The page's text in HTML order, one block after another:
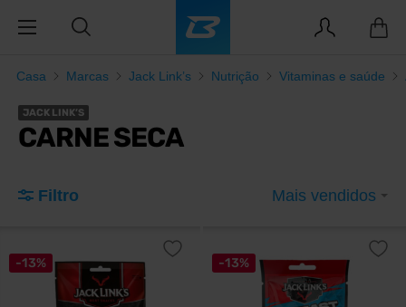
Casa Marcas Jack Link’s Nutrição Vitaminas e saúde
JACK LINK’S
CARNE SECA
Filtro Mais vendidos
-13% -13%